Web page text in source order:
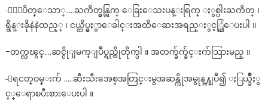
-ႏွာပိတ္ေသာ္…..ႀကိတ္မွန္ရြက္ ေခြးေသးပန္းရြက္ ႏွစ္ပါးႀကိတ္ ၊
ရွိန္းခိုနဲနဲထည့္ ၊ ငယ္ထိပ္မွႏွာေခါင္းအထိေဆးအရည္ႏွင့္ဆြဲေပးပါ ။
-တက္လၽွင္….ဆင္ငိုျမက္ျပဳပ္ရည္ကိုတိုက္ပါ ။ အတက္ခ်က္ခ်င္းက်သြားမည္ ။
-ေရငတ္ဝမ္းက် …..ဆီးသီးအေစ့အတြင္းမွအဆန္ကိုအမွုန္႔ျပဳ၍ ႏြယ္ခ်ိဳႏွ
င့္ေရာၿပီးစားေပးပါ ။